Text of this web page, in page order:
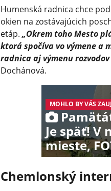
Humenská radnica chce
okien na zostávajúcich
etáp.„Okrem toho Mesto
ktorá spočíva vo výmene a
radnica aj výmenu
Dochánová.
MOHLO BY VÁS
Je späť! V
mieste,
Chemlonský